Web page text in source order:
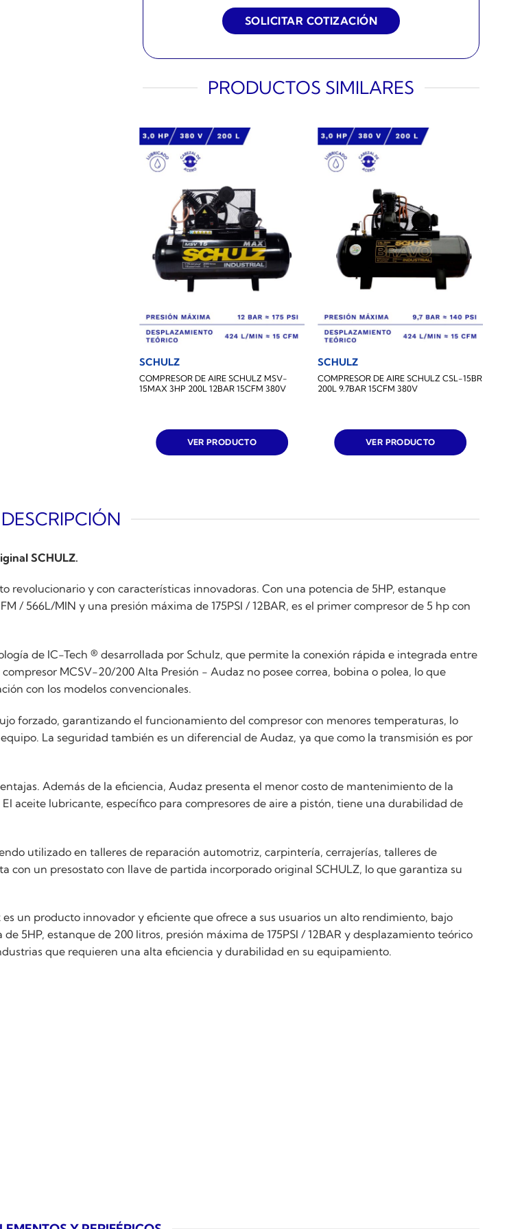
PRODUCTOS SIMILARES
SCHULZ
COMPRESOR DE AIRE SCHULZ MSV-
15MAX 3HP 200L 12BAR 15CFM 380V
VER PRODUCTO
SCHULZ
COMPRESOR DE AIRE SCHULZ CSL-15BR
200L 9.7BAR 15CFM 380V
VER PRODUCTO
DESCRIPCIÓN
SCHULZ.
revolucionario y con características innovadoras. Con una potencia de 5HP, estanque
/ 566L/MIN y una presión máxima de 175PSI / 12BAR, es el primer compresor de 5 hp con
de IC-Tech ® desarrollada por Schulz, que permite la conexión rápida e integrada entre
MCSV-20/200 Alta Presión - Audaz no posee correa, bobina o polea, lo que
con los modelos convencionales.
forzado, garantizando el funcionamiento del compresor con menores temperaturas, lo
La seguridad también es un diferencial de Audaz, ya que como la transmisión es por
Además de la eficiencia, Audaz presenta el menor costo de mantenimiento de la
aceite lubricante, específico para compresores de aire a pistón, tiene una durabilidad de
utilizado en talleres de reparación automotriz, carpintería, cerrajerías, talleres de
con un presostato con llave de partida incorporado original SCHULZ, lo que garantiza su
un producto innovador y eficiente que ofrece a sus usuarios un alto rendimiento, bajo
5HP, estanque de 200 litros, presión máxima de 175PSI / 12BAR y desplazamiento teórico
que requieren una alta eficiencia y durabilidad en su equipamiento.